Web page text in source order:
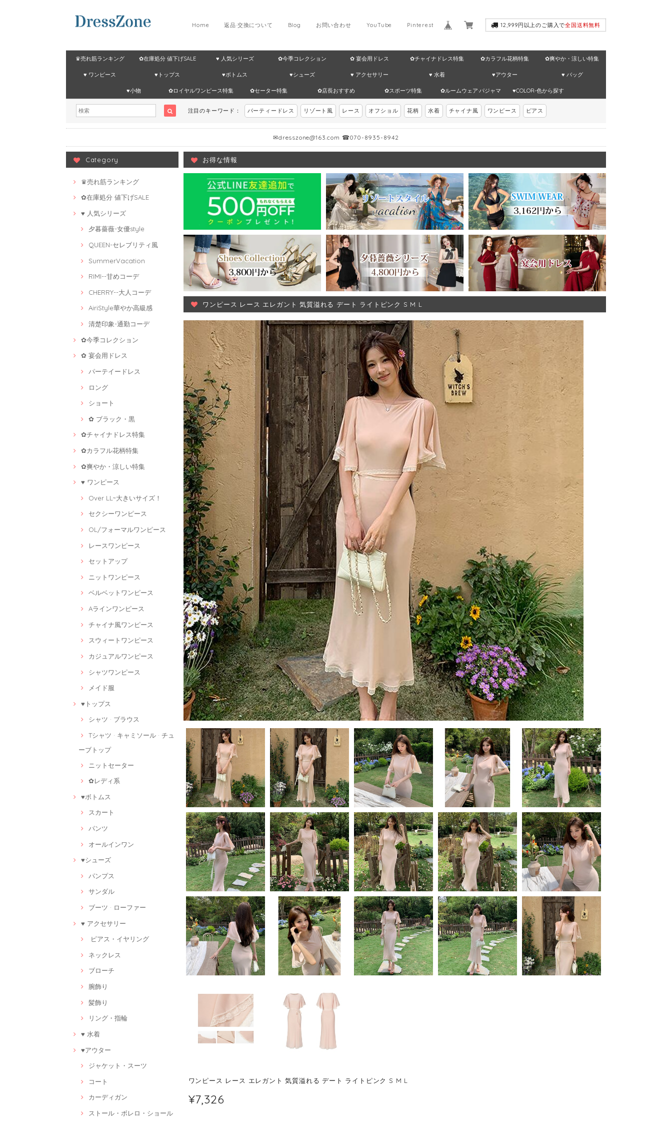
12,999円以上のご購入で全国送料無料
Pinterest
YouTube
お問い合わせ
Blog
返品·交換について
Home
♛売れ筋ランキング ✿在庫処分 値下げSALE ♥ 人気シリーズ ✿今季コレクション ✿ 宴会用ドレス ✿チャイナドレス特集 ✿カラフル花柄特集 ✿爽やか・涼しい特集
♥ ワンピース ♥トップス ♥ボトムス ♥シューズ ♥ アクセサリー ♥ 水着 ♥アウター ♥ バッグ
♥小物 ✿ロイヤルワンピース特集 ✿セーター特集 ✿店長おすすめ ✿スポーツ特集 ✿ルームウェア·パジャマ ♥COLOR-色から探す
注目のキーワード： パーティードレス リゾート風 レース オフショル 花柄 水着 チャイナ風 ワンピース ピアス
✉dresszone@163.com ☎070-8935-8942
Category
♛売れ筋ランキング
✿在庫処分 値下げSALE
♥ 人気シリーズ
夕暮薔薇-女優style
QUEEN-セレブリティ風
SummerVacation
RIMI--甘めコーデ
CHERRY--大人コーデ
AiriStyle華やか高級感
清楚印象-通勤コーデ
✿今季コレクション
✿ 宴会用ドレス
パーテイードレス
ロング
ショート
✿ ブラック・黒
✿チャイナドレス特集
✿カラフル花柄特集
✿爽やか・涼しい特集
♥ ワンピース
Over LL~大きいサイズ！
セクシーワンピース
OL/フォーマルワンピース
レースワンピース
セットアップ
ニットワンピース
ベルベットワンピース
Aラインワンピース
チャイナ風ワンピース
スウィートワンピース
カジュアルワンピース
シャツワンピース
メイド服
♥トップス
シャツ · ブラウス
Tシャツ · キャミソール · チュ
ーブトップ
ニットセーター
✿レディ系
♥ボトムス
スカート
パンツ
オールインワン
♥シューズ
パンプス
サンダル
ブーツ · ローファー
♥ アクセサリー
ピアス・イヤリング
ネックレス
ブローチ
腕飾り
髪飾り
リング・指輪
♥ 水着
♥アウター
ジャケット・スーツ
コート
カーディガン
ストール・ボレロ・ショール
お得な情報
ワンピース レース エレガント 気質溢れる デート ライトピンク S M L
ワンピース レース エレガント 気質溢れる デート ライトピンク S M L
¥7,326